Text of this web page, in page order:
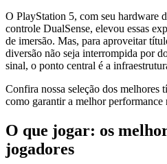
O PlayStation 5, com seu hardware
controle DualSense, elevou essas
de imersão. Mas, para aproveitar
diversão não seja interrompida por
sinal, o ponto central é a
Confira nossa seleção dos
como garantir a melhor performance
O que jogar: os
jogadores